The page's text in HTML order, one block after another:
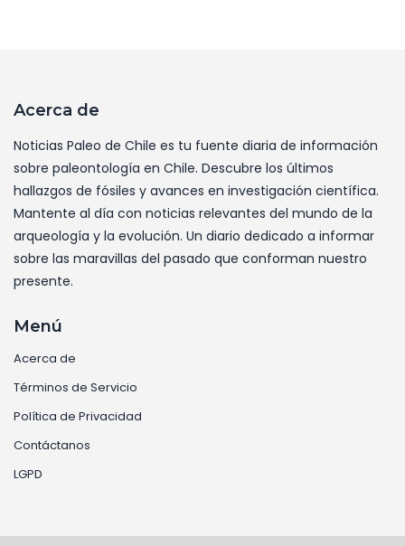
Acerca de
Noticias Paleo de Chile es tu fuente diaria de información
sobre paleontología en Chile. Descubre los últimos
hallazgos de fósiles y avances en investigación científica.
Mantente al día con noticias relevantes del mundo de la
arqueología y la evolución. Un diario dedicado a informar
sobre las maravillas del pasado que conforman nuestro
presente.
Menú
Acerca de
Términos de Servicio
Política de Privacidad
Contáctanos
LGPD